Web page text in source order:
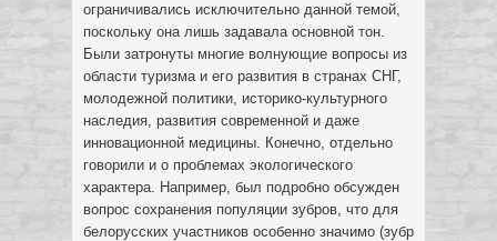
ограничивались исключительно данной темой,
поскольку она лишь задавала основной тон.
Были затронуты многие волнующие вопросы из
области туризма и его развития в странах СНГ,
молодежной политики, историко-культурного
наследия, развития современной и даже
инновационной медицины. Конечно, отдельно
говорили и о проблемах экологического
характера. Например, был подробно обсужден
вопрос сохранения популяции зубров, что для
белорусских участников особенно значимо (зубр